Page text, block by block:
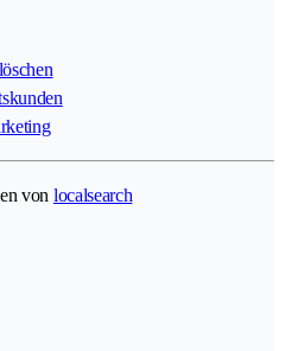
von localsearch